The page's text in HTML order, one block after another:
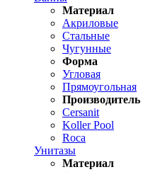
Материал
Акриловые
Стальные
Чугунные
Форма
Угловая
Прямоугольная
Производитель
Cersanit
Koller Pool
Roca
Унитазы
Материал